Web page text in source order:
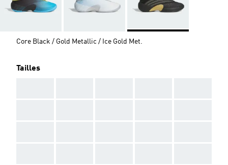
Core Black / Gold Metallic / Ice Gold Met.
Tailles